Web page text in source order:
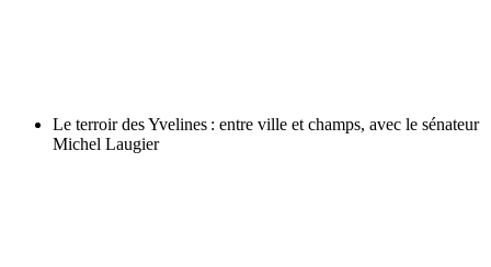
Le terroir des Yvelines : entre ville et champs, avec le sénateur
Michel Laugier